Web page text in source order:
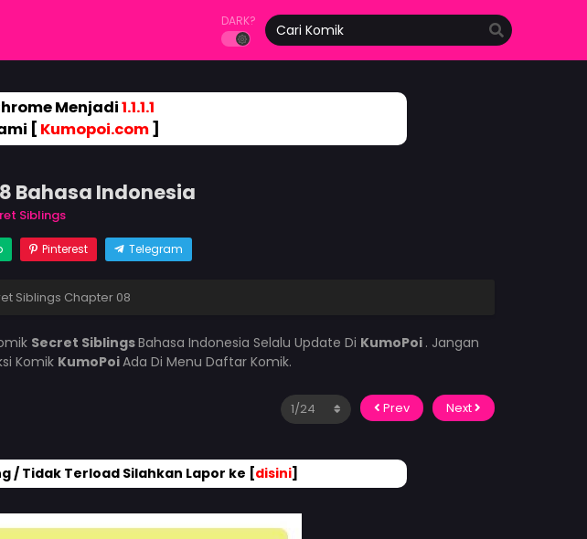
DARK?
Menjadi1.1.1.1
[ Kumopoi.com]
Bahasa Indonesia
Siblings
Pinterest Telegram
Siblings Chapter 08
Secret SiblingsBahasa Indonesia Selalu Update Di KumoPoi . Jangan
Komik KumoPoiAda Di Menu Daftar Komik.
Prev Next
/ Tidak Terload Silahkan Lapor ke [disini]